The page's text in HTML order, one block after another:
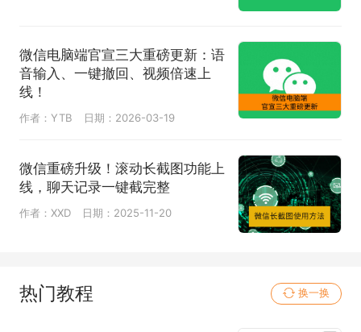
微信电脑端官宣三大重磅更新：语
音输入、一键撤回、视频倍速上
线！
作者：YTB 日期：2026-03-19
微信重磅升级！滚动长截图功能上
线，聊天记录一键截完整
作者：XXD 日期：2025-11-20
热门教程 换一换